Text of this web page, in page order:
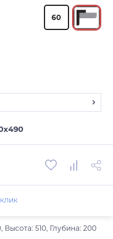
Высота: 510, Глубина: 200
60